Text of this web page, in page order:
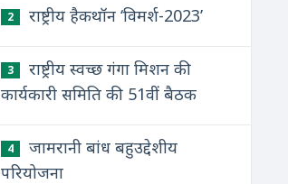
2 राष्ट्रीय हैकथॉन ‘विमर्श-2023’
3
राष्ट्रीय स्वच्छ गंगा मिशन की
कार्यकारी समिति की 51वीं बैठक
4
जामरानी बांध बहुउद्देशीय
परियोजना